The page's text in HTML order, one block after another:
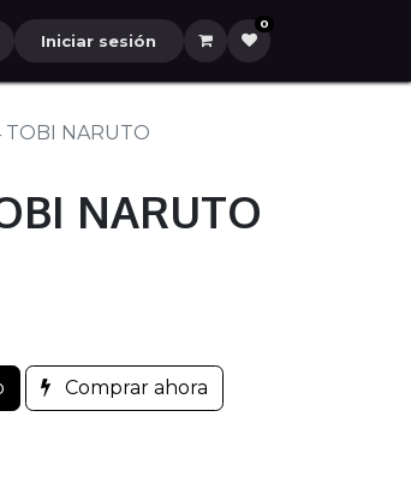
Iniciar sesión
0
TOBI NARUTO
NARUTO
Comprar ahora